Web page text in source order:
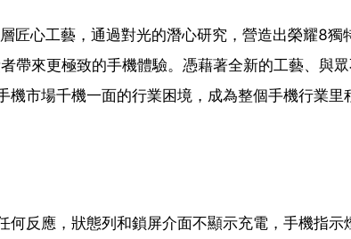
匠心工藝，通過對光的潛心研究，營造出榮耀8獨
帶來更極致的手機體驗。憑藉著全新的工藝、與
市場千機一面的行業困境，成為整個手機行業里
反應，狀態列和鎖屏介面不顯示充電，手機指示